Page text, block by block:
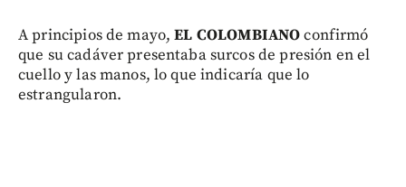
A principios de mayo,EL COLOMBIANOconfirmó
que su cadáver presentaba surcos de presión en el
cuello y las manos, lo que indicaría que lo
estrangularon.